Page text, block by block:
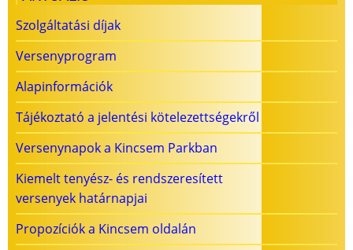
Szolgáltatási díjak
Versenyprogram
Alapinformációk
Tájékoztató a jelentési kötelezettségekről
Versenynapok a Kincsem Parkban
Kiemelt tenyész- és rendszeresített
versenyek határnapjai
Propozíciók a Kincsem oldalán